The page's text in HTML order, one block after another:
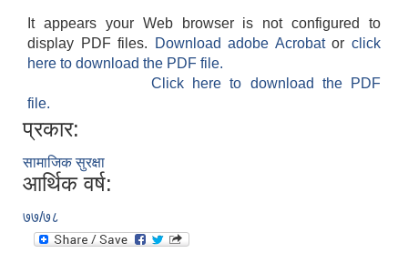
It appears your Web browser is not configured to
display PDF files.
Download adobe Acrobatorclick
here to download the PDF file.
Click here to download the PDF
file.
प्रकार:
सामाजिक सुरक्षा
आर्थिक वर्ष:
७७/७८